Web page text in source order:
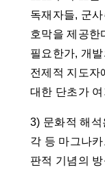
독재자들, 군
호막을 제공한
필요한가, 개
전제적 지도자
대한 단초가
3) 문화적 해
각 등 마그나
판적 기념의